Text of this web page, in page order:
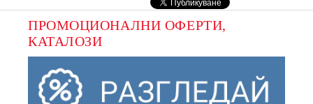
ПРОМОЦИОНАЛНИ ОФЕРТИ,
КАТАЛОЗИ